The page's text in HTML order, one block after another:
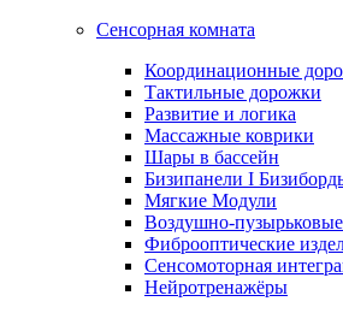
Сенсорная комната
Координационные
Тактильные дорожки
Развитие и логика
Массажные коврики
Шары в бассейн
Бизипанели I
Мягкие Модули
Воздушно-
Фиброоптические
Сенсомоторная
Нейротренажёры